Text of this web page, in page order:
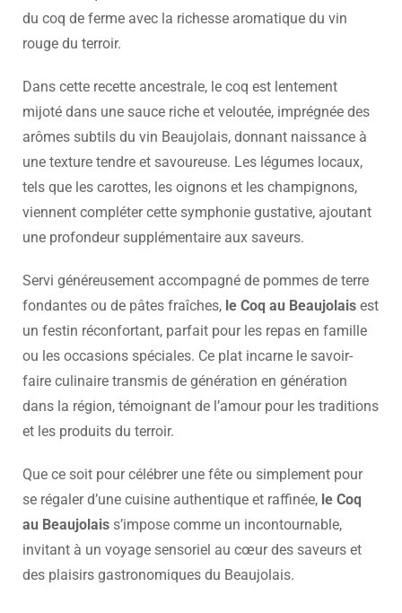
du coq de ferme avec la richesse aromatique du vin
rouge du terroir.
Dans cette recette ancestrale, le coq est lentement
mijoté dans une sauce riche et veloutée, imprégnée des
arômes subtils du vin Beaujolais, donnant naissance à
une texture tendre et savoureuse. Les légumes locaux,
tels que les carottes, les oignons et les champignons,
viennent compléter cette symphonie gustative, ajoutant
une profondeur supplémentaire aux saveurs.
Servi généreusement accompagné de pommes de terre
fondantes ou de pâtes fraîches, le Coq au Beaujolais est
un festin réconfortant, parfait pour les repas en famille
ou les occasions spéciales. Ce plat incarne le savoir-
faire culinaire transmis de génération en génération
dans la région, témoignant de l’amour pour les traditions
et les produits du terroir.
Que ce soit pour célébrer une fête ou simplement pour
se régaler d’une cuisine authentique et raffinée, le Coq
au Beaujolais s’impose comme un incontournable,
invitant à un voyage sensoriel au cœur des saveurs et
des plaisirs gastronomiques du Beaujolais.